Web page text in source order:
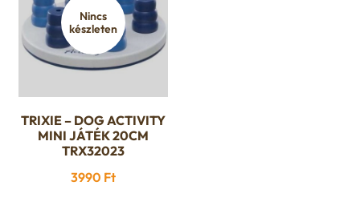
Nincs
készleten
TRIXIE – DOG ACTIVITY
MINI JÁTÉK 20CM
TRX32023
3990 Ft